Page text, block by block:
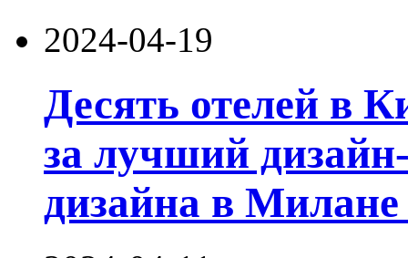
2024-04-19
Десять отелей в
за лучший
дизайна в Милане